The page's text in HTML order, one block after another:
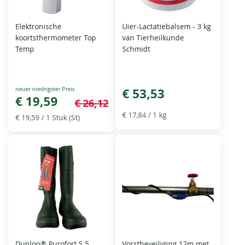
Elektronische
koortsthermometer Top
Temp
Special
Price
€ 19,59 € 26,12
€ 19,59 / 1 Stuk (St)
Uier-Lactatiebalsem - 3 kg
van Tierheilkunde
Schmidt
€ 53,53
€ 17,84 / 1 kg